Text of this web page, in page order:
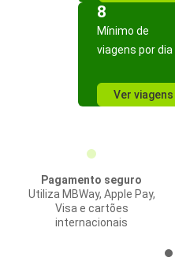
8
Mínimo de
viagens por dia
Ver viagens
Pagamento seguro
Utiliza MBWay, Apple Pay,
Visa e cartões
internacionais